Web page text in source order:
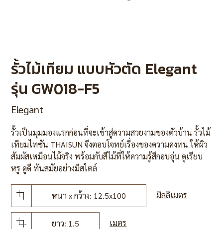
รั้วไม้เทียม แบบหัวตัด Elegant
รุ่น GW018-F5
Elegant
รั้วเป็นมุมมองแรกก่อนที่จะเข้าสู่ความสวยงามของตัวบ้าน รั้วไม้
เทียมไทซัน THAISUN จึงตอบโจทย์เรื่องของความคงทน ให้ผิว
สัมผัสเหมือนไม้จริง พร้อมกับสีไม้ที่ให้ความรู้สึกอบอุ่น ดูเรียบ
หรู ดูดี ทันสมัยอย่างมีสไตล์
หนา x กว้าง: 12.5x100 มิลลิเมตร
ยาว: 1.5 เมตร